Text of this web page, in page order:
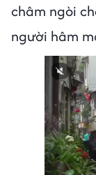
châm ngòi
người hâm